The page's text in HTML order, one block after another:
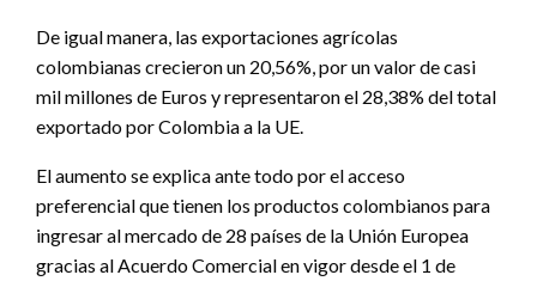
De igual manera, las exportaciones agrícolas
colombianas crecieron un 20,56%, por un valor de casi
mil millones de Euros y representaron el 28,38% del total
exportado por Colombia a la UE.
El aumento se explica ante todo por el acceso
preferencial que tienen los productos colombianos para
ingresar al mercado de 28 países de la Unión Europea
gracias al Acuerdo Comercial en vigor desde el 1 de